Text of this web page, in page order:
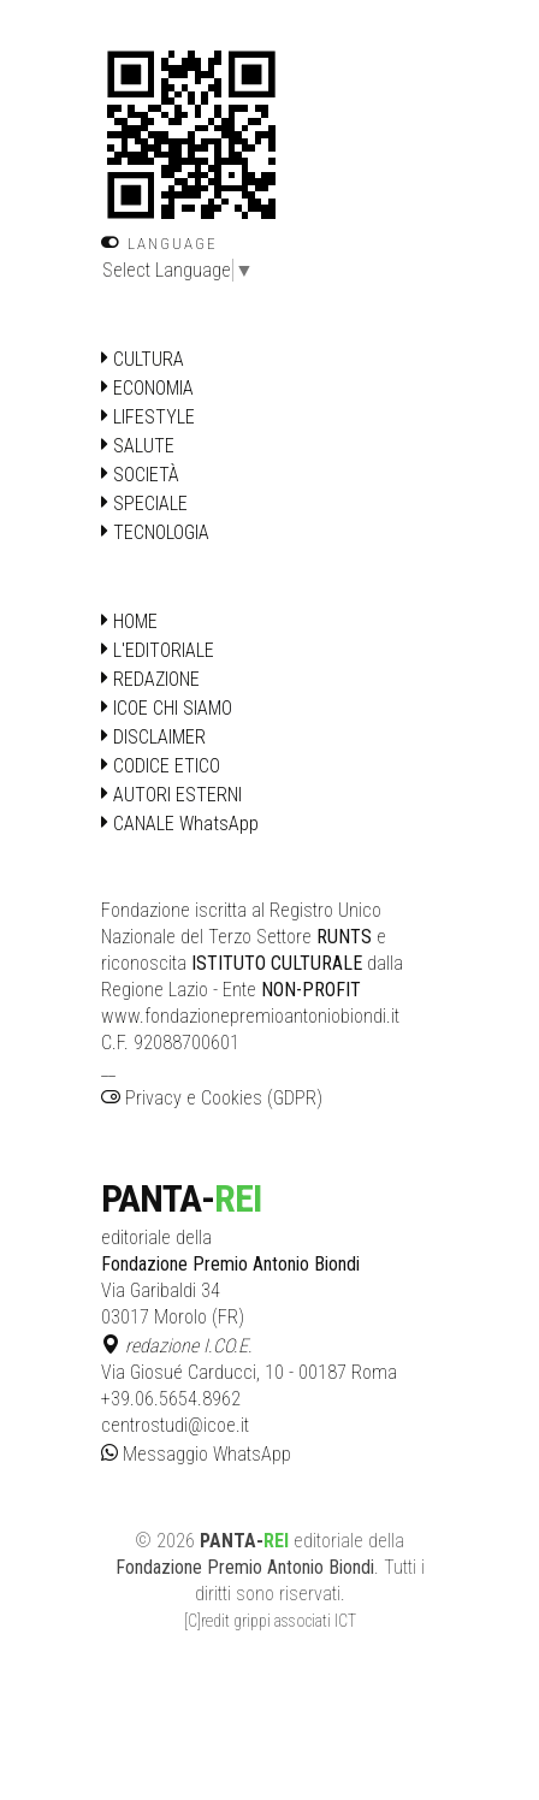
LANGUAGE
Select Language ▼
CULTURA
ECONOMIA
LIFESTYLE
SALUTE
SOCIETÀ
SPECIALE
TECNOLOGIA
HOME
L'EDITORIALE
REDAZIONE
ICOE CHI SIAMO
DISCLAIMER
CODICE ETICO
AUTORI ESTERNI
CANALE WhatsApp
Fondazione iscritta al Registro Unico
Nazionale del Terzo Settore RUNTS e
riconoscita ISTITUTO CULTURALE dalla
Regione Lazio - Ente NON-PROFIT
www.fondazionepremioantoniobiondi.it
C.F. 92088700601
Privacy e Cookies (GDPR)
PANTA-REI
editoriale della
Fondazione Premio Antonio Biondi
Via Garibaldi 34
03017 Morolo (FR)
redazione I.CO.E.
Via Giosué Carducci, 10 - 00187 Roma
+39.06.5654.8962
centrostudi@icoe.it
Messaggio WhatsApp
© 2026 PANTA-REI editoriale della
Fondazione Premio Antonio Biondi . Tutti i
diritti sono riservati.
[C]redit grippi associati ICT